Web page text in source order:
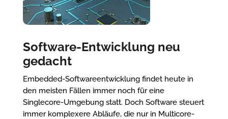
Software-Entwicklung neu
gedacht
Embedded-Softwareentwicklung findet heute in
den meisten Fällen immer noch für eine
Singlecore-Umgebung statt. Doch Software steuert
immer komplexere Abläufe, die nur in Multicore-